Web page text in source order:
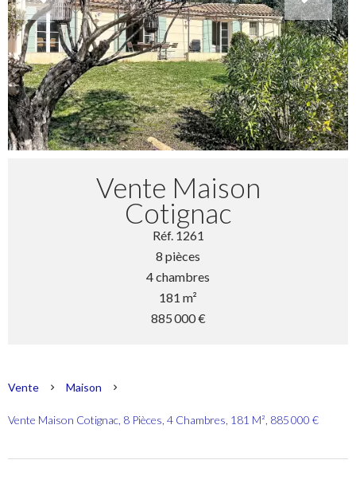
Vente Maison
Cotignac
Réf. 1261
8 pièces
4 chambres
181 m²
885 000 €
Vente Maison
Vente Maison Cotignac, 8 Pièces, 4 Chambres, 181 M², 885 000 €